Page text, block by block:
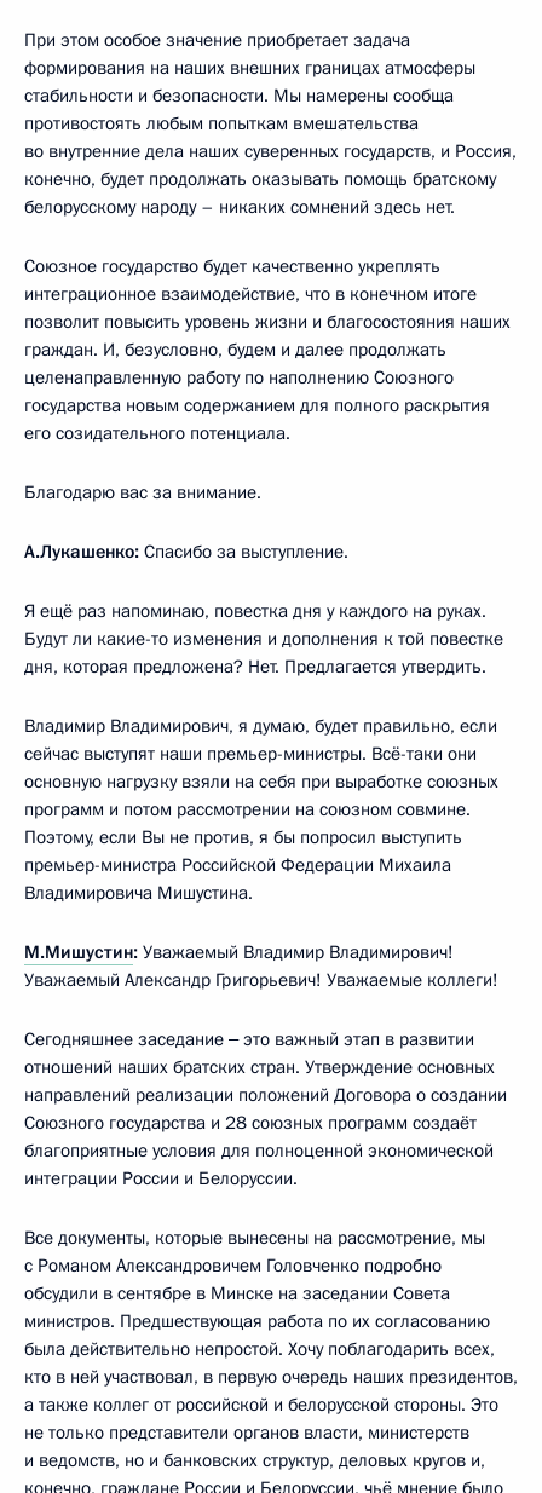
При этом особое значение приобретает задача
формирования на наших внешних границах атмосферы
стабильности и безопасности. Мы намерены сообща
противостоять любым попыткам вмешательства
во внутренние дела наших суверенных государств, и Россия,
конечно, будет продолжать оказывать помощь братскому
белорусскому народу – никаких сомнений здесь нет.
Союзное государство будет качественно укреплять
интеграционное взаимодействие, что в конечном итоге
позволит повысить уровень жизни и благосостояния наших
граждан. И, безусловно, будем и далее продолжать
целенаправленную работу по наполнению Союзного
государства новым содержанием для полного раскрытия
его созидательного потенциала.
Благодарю вас за внимание.
А.Лукашенко: Спасибо за выступление.
Я ещё раз напоминаю, повестка дня у каждого на руках.
Будут ли какие-то изменения и дополнения к той повестке
дня, которая предложена? Нет. Предлагается утвердить.
Владимир Владимирович, я думаю, будет правильно, если
сейчас выступят наши премьер-министры. Всё-таки они
основную нагрузку взяли на себя при выработке союзных
программ и потом рассмотрении на союзном совмине.
Поэтому, если Вы не против, я бы попросил выступить
премьер-министра Российской Федерации Михаила
Владимировича Мишустина.
М.Мишустин: Уважаемый Владимир Владимирович!
Уважаемый Александр Григорьевич! Уважаемые коллеги!
Сегодняшнее заседание ‒ это важный этап в развитии
отношений наших братских стран. Утверждение основных
направлений реализации положений Договора о создании
Союзного государства и 28 союзных программ создаёт
благоприятные условия для полноценной экономической
интеграции России и Белоруссии.
Все документы, которые вынесены на рассмотрение, мы
с Романом Александровичем Головченко подробно
обсудили в сентябре в Минске на заседании Совета
министров. Предшествующая работа по их согласованию
была действительно непростой. Хочу поблагодарить всех,
кто в ней участвовал, в первую очередь наших президентов,
а также коллег от российской и белорусской стороны. Это
не только представители органов власти, министерств
и ведомств, но и банковских структур, деловых кругов и,
конечно, граждане России и Белоруссии, чьё мнение было